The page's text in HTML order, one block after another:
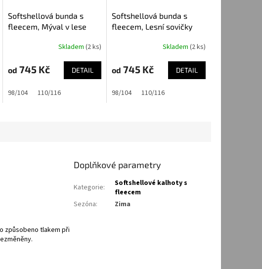
Softshellová bunda s
fleecem, Mýval v lese
Skladem(2 ks)
od 745 Kč DETAIL
98/104 110/116
Softshellová bunda s
fleecem, Lesní sovičky
Skladem (2 ks)
od 745 Kč DETAIL
98/104 110/116
způsobeno tlakem při
Doplňkové parametry
Kategorie:
Softshellové kalhoty s
fleecem
Sezóna: Zima